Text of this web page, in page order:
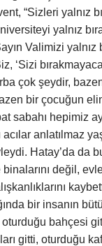
“Sizleri yalnız
yalnız
Valimizi yalnız
‘Sizi
çok şeydir,
bir çocuğun
sabahı hepimiz
acılar anlatılmaz
Hatay’da da
değil,
bir insanın
bahçesi
gitti, oturduğu